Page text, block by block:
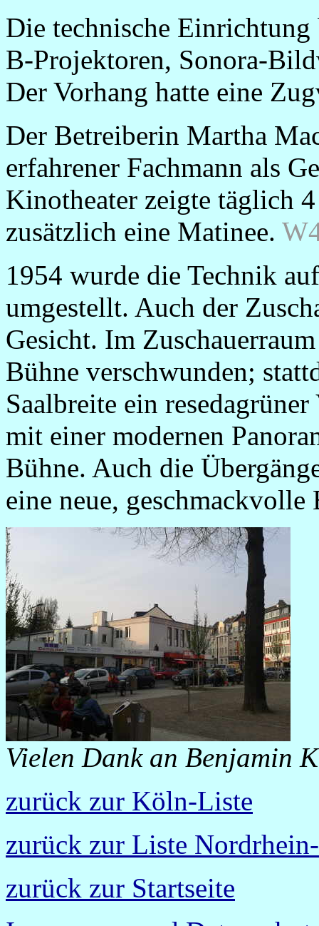
Die technische
B-Projektoren, Sonora-
Der Vorhang hatte eine
Der Betreiberin Martha
erfahrener Fachmann als
Kinotheater zeigte täglich
zusätzlich eine Matinee.
1954 wurde die Technik
umgestellt. Auch der
Gesicht. Im
Bühne verschwunden;
Saalbreite ein
mit einer modernen
Bühne. Auch die
eine neue,
Vielen Dank an Benjamin
zurück zur Köln-Liste
zurück zur Liste
zurück zur Startseite